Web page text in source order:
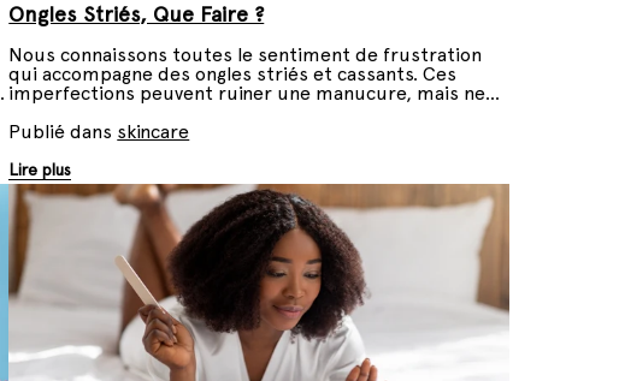
Ongles Striés, Que Faire ?
Nous connaissons toutes le sentiment de frustration
qui accompagne des ongles striés et cassants. Ces
imperfections peuvent ruiner une manucure, mais ne
tout.
Publié dans skincare
Lire plus